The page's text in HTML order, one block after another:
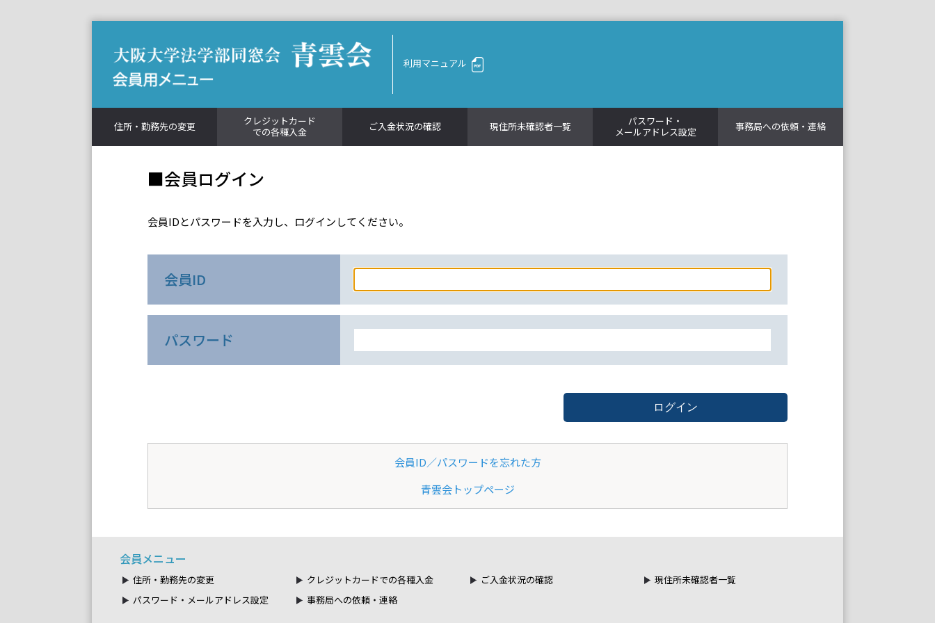
利用マニュアル
住所・勤務先の変更
クレジットカード
での各種入金
ご入金状況の確認 現住所未確認者一覧
パスワード・
メールアドレス設定
事務局への依頼・連絡
会員ログイン
会員IDとパスワードを入力し、ログインしてください。
会員ID
パスワード
ログイン
会員ID／パスワードを忘れた方
青雲会トップページ
会員メニュー
住所・勤務先の変更 クレジットカードでの各種入金 ご入金状況の確認
現住所未確認者一覧
パスワード・メールアドレス設定
事務局への依頼・連絡